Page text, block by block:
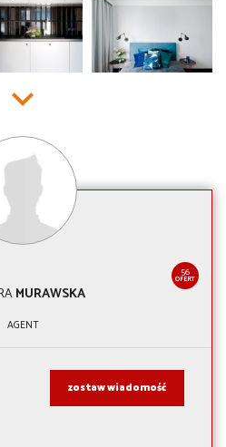
56
OFERT
MURAWSKA
AGENT
zostaw wiadomość